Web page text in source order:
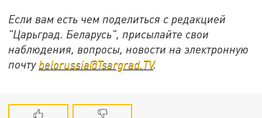
Если вам есть чем поделиться с редакцией
"Царьград. Беларусь", присылайте свои
наблюдения, вопросы, новости на электронную
почту belorussia@Tsargrad.TV.